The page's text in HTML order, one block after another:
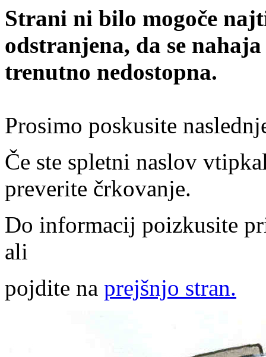
Strani ni bilo mogoče
odstranjena, da se
trenutno nedostopna.
Prosimo poskusite
Če ste spletni naslov
preverite črkovanje.
Do informacij poizkusite
ali
pojdite na prejšnjo stran.